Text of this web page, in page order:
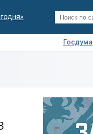
Госдума